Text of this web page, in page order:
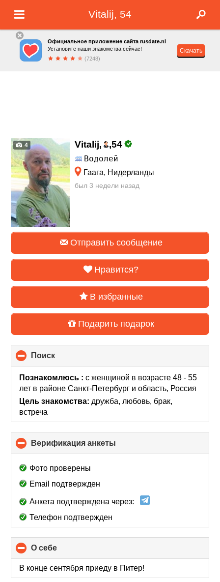
Vitalij, 54
Официальное приложение сайта rusdate.nl
Установите наши знакомства сейчас!
(7248)
Скачать
4 Vitalij, ,54
Водолей
Гаага, Нидерланды
был 3 недели назад
Отправить сообщение
Нравится?
В избранные
Подарить подарок
Поиск
to
collapse
contents
Познакомлюсь :с женщиной в возрасте 48 - 55
лет в районе Санкт-Петербург и область, Россия
Цель знакомства: дружба, любовь, брак,
встреча
Верификация анкеты
to
Фото проверены
Email подтвержден
Анкета подтверждена через:
Телефон подтвержден
О себе
to
collapse
contents
В конце сентября приеду в Питер!